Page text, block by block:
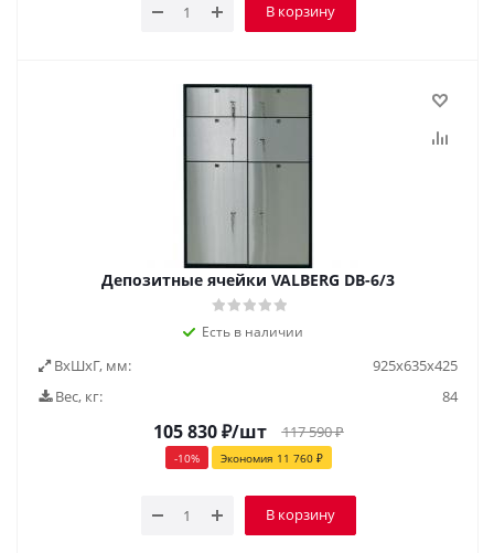
В корзину
Депозитные ячейки VALBERG DB-6/3
Есть в наличии
ВxШxГ, мм:
925х635х425
Вес, кг:
84
105 830₽/шт 117 590₽
-10% Экономия 11 760₽
В корзину